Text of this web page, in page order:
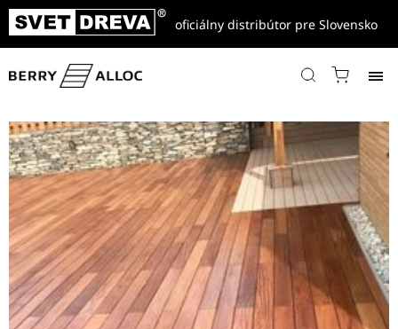
oficiálny distribútor pre Slovensko
Domov / Referencie / Drevené terasy, fasády a ploty
Cumaru drevená terasa montáž na kamenné lôžko